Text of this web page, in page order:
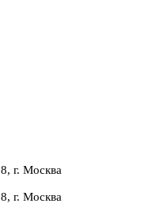
г. Москва
г. Москва